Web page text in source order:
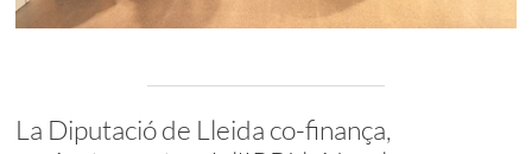
La Diputació de Lleida co-finança,